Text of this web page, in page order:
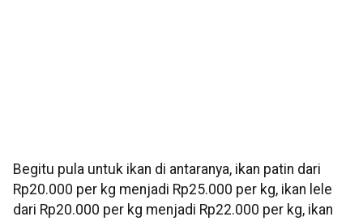
Begitu pula untuk ikan di antaranya, ikan patin dari
Rp20.000 per kg menjadi Rp25.000 per kg, ikan lele
dari Rp20.000 per kg menjadi Rp22.000 per kg, ikan